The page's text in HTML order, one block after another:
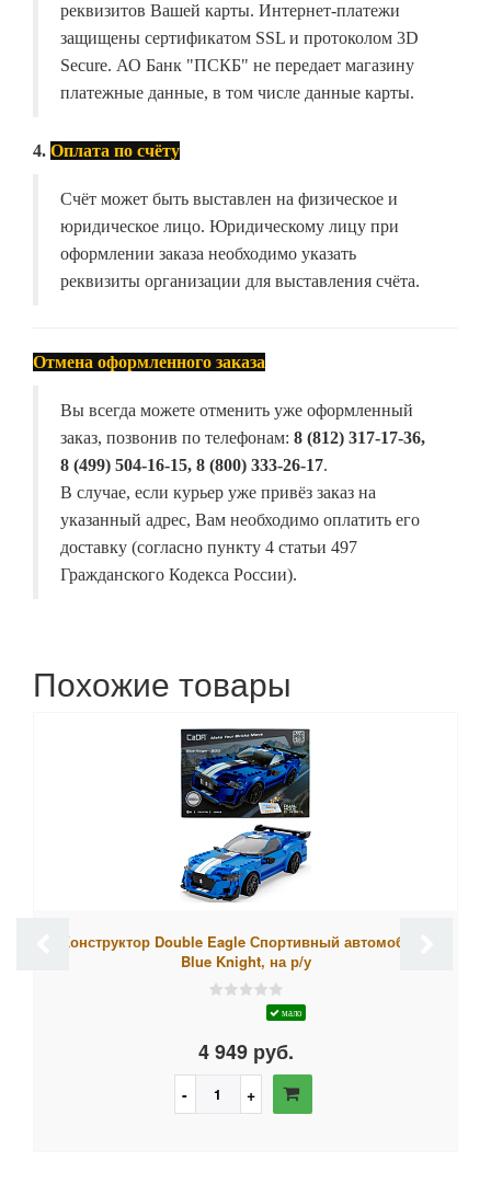
реквизитов Вашей карты. Интернет-платежи
защищены сертификатом SSL и протоколом 3D
Secure. АО Банк "ПСКБ" не передает магазину
платежные данные, в том числе данные карты.
4. Оплата по счёту
Счёт может быть выставлен на физическое и
юридическое лицо. Юридическому лицу при
оформлении заказа необходимо указать
реквизиты организации для выставления счёта.
Отмена оформленного заказа
Вы всегда можете отменить уже оформленный
заказ, позвонив по телефонам: 8 (812) 317-17-36,
8 (499) 504-16-15, 8 (800) 333-26-17.
В случае, если курьер уже привёз заказ на
указанный адрес, Вам необходимо оплатить его
доставку (согласно пункту 4 статьи 497
Гражданского Кодекса России).
Похожие товары
Конструктор Double Eagle Спортивный автомобиль
Blue Knight, на р/у
мало
4 949 руб.